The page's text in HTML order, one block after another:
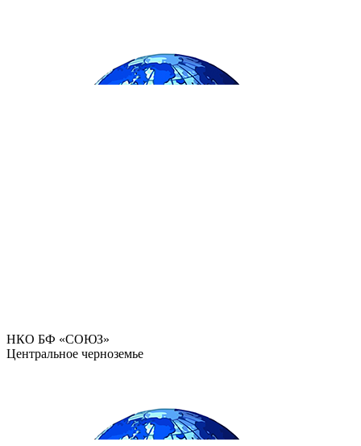
НКО БФ «СОЮЗ»
Центральное черноземье